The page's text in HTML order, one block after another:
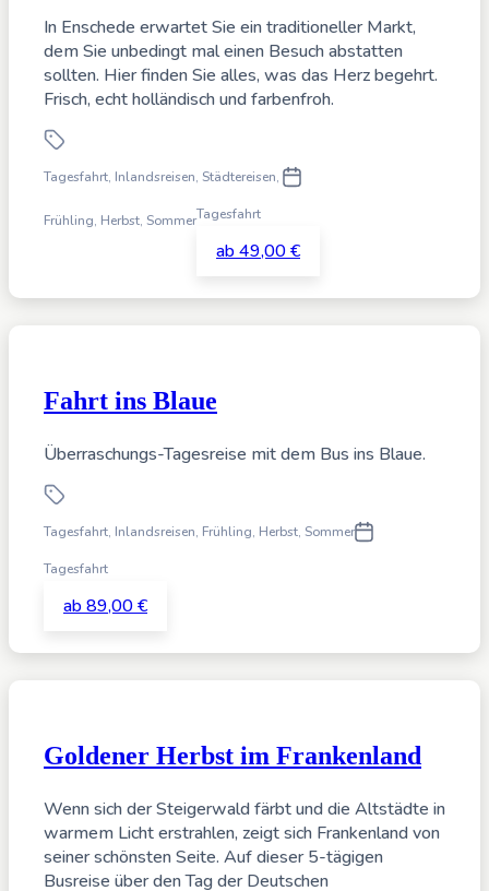
In Enschede erwartet Sie ein traditioneller Markt,
dem Sie unbedingt mal einen Besuch abstatten
sollten. Hier finden Sie alles, was das Herz begehrt.
Frisch, echt holländisch und farbenfroh.
Tagesfahrt, Inlandsreisen, Städtereisen,
Frühling, Herbst, SommerTagesfahrt
ab 49,00 €
Fahrt ins Blaue
Überraschungs-Tagesreise mit dem Bus ins Blaue.
Tagesfahrt, Inlandsreisen, Frühling, Herbst, Sommer
Tagesfahrt
ab 89,00 €
Goldener Herbst im Frankenland
Wenn sich der Steigerwald färbt und die Altstädte in
warmem Licht erstrahlen, zeigt sich Frankenland von
seiner schönsten Seite. Auf dieser 5-tägigen
Busreise über den Tag der Deutschen